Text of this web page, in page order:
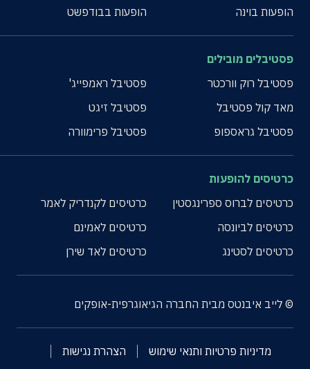
הופעות בוינה
הופעות בבודפשט
פסטיבלים מובילים
פסטיבל רוק וורכטר
פסטיבל ראמפייג'
מאד קול פסטיבל
פסטיבל זיגט
פסטיבל גראספופ
פסטיבל פרימוורה
כרטיסים להופעות
כרטיסים לברוס ספרינגסטין
כרטיסים לקנדריק לאמר
כרטיסים לביונסה
כרטיסים לאמינם
כרטיסים לסטינג
כרטיסים לאד שירן
© לייב איבנטס מבית החברה הגיאוגרפית-אופקים
מדיניות פרטיות ותנאי שימוש
הצהרת נגישות